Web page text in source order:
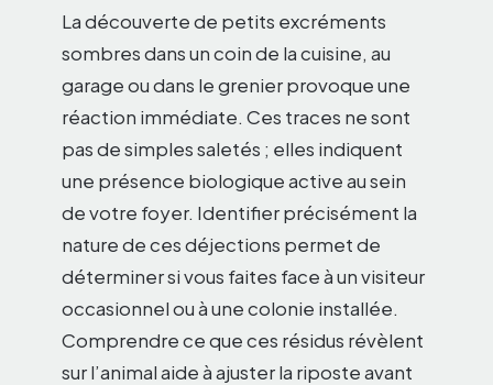
La découverte de petits excréments
sombres dans un coin de la cuisine, au
garage ou dans le grenier provoque une
réaction immédiate. Ces traces ne sont
pas de simples saletés ; elles indiquent
une présence biologique active au sein
de votre foyer. Identifier précisément la
nature de ces déjections permet de
déterminer si vous faites face à un visiteur
occasionnel ou à une colonie installée.
Comprendre ce que ces résidus révèlent
sur l’animal aide à ajuster la riposte avant